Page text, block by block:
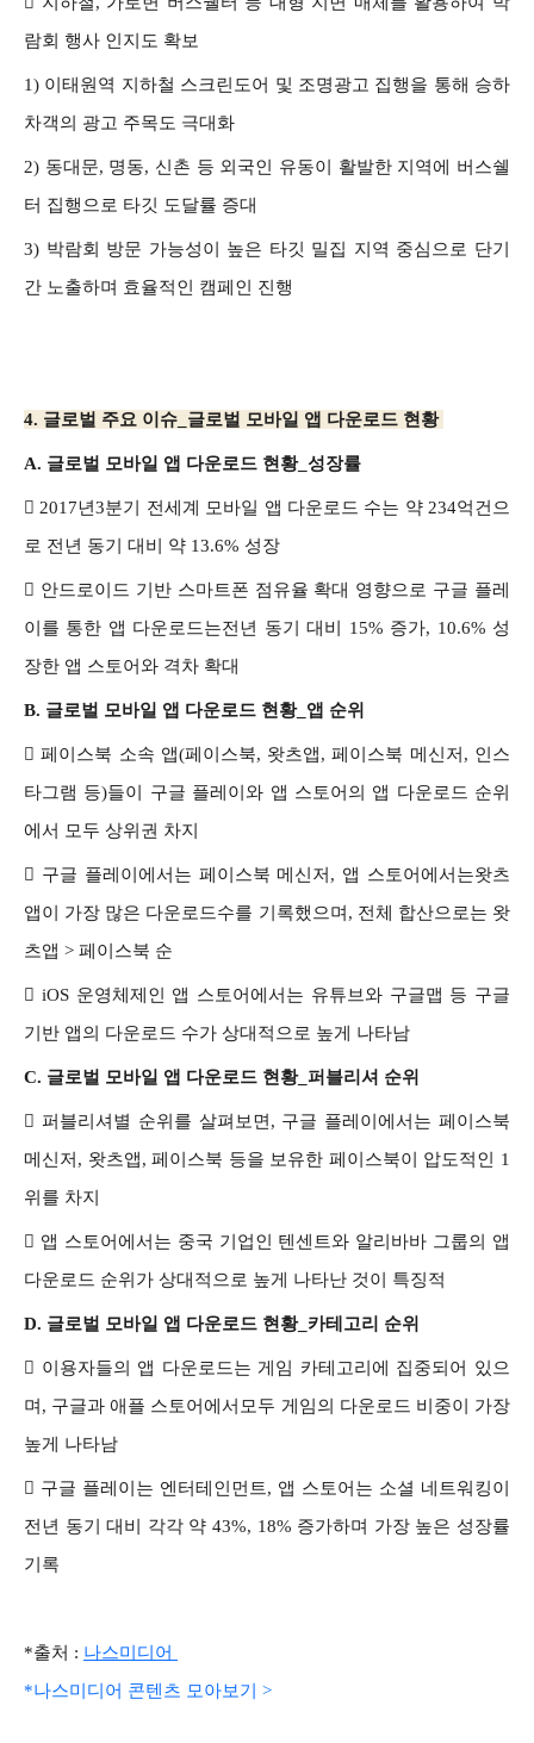
람회 행사 인지도 확보
1) 이태원역 지하철 스크린도어 및 조명광고 집행을 통해 승하
차객의 광고 주목도 극대화
2) 동대문, 명동, 신촌 등 외국인 유동이 활발한 지역에 버스쉘
터 집행으로 타깃 도달률 증대
3) 박람회 방문 가능성이 높은 타깃 밀집 지역 중심으로 단기
간 노출하며 효율적인 캠페인 진행
4. 글로벌 주요 이슈_글로벌 모바일 앱 다운로드 현황
A. 글로벌 모바일 앱 다운로드 현황_성장률
 2017년3분기 전세계 모바일 앱 다운로드 수는 약 234억건으
로 전년 동기 대비 약 13.6% 성장
 안드로이드 기반 스마트폰 점유율 확대 영향으로 구글 플레
이를 통한 앱 다운로드는전년 동기 대비 15% 증가, 10.6% 성
장한 앱 스토어와 격차 확대
B. 글로벌 모바일 앱 다운로드 현황_앱 순위
페이스북 소속 앱(페이스북, 왓츠앱, 페이스북 메신저, 인스
타그램 등)들이 구글 플레이와 앱 스토어의 앱 다운로드 순위
에서 모두 상위권 차지
 구글 플레이에서는 페이스북 메신저, 앱 스토어에서는왓츠
앱이 가장 많은 다운로드수를 기록했으며, 전체 합산으로는 왓
츠앱 > 페이스북 순
 iOS 운영체제인 앱 스토어에서는 유튜브와 구글맵 등 구글
기반 앱의 다운로드 수가 상대적으로 높게 나타남
C. 글로벌 모바일 앱 다운로드 현황_퍼블리셔 순위
 퍼블리셔별 순위를 살펴보면, 구글 플레이에서는 페이스북
메신저, 왓츠앱, 페이스북 등을 보유한 페이스북이 압도적인 1
위를 차지
 앱 스토어에서는 중국 기업인 텐센트와 알리바바 그룹의 앱
다운로드 순위가 상대적으로 높게 나타난 것이 특징적
D. 글로벌 모바일 앱 다운로드 현황_카테고리 순위
 이용자들의 앱 다운로드는 게임 카테고리에 집중되어 있으
며, 구글과 애플 스토어에서모두 게임의 다운로드 비중이 가장
높게 나타남
 구글 플레이는 엔터테인먼트, 앱 스토어는 소셜 네트워킹이
전년 동기 대비 각각 약 43%, 18% 증가하며 가장 높은 성장률
기록
*출처 : 나스미디어
*나스미디어 콘텐츠 모아보기 >